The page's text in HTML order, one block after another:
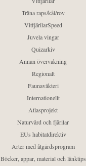
Träna raps/kål/rov
VitfjärilarSpeed
Juvela vingar
Quizarkiv
Annan övervakning
Regionalt
Faunaväkteri
Internationellt
Atlasprojekt
Naturvård och fjärilar
EUs habitatdirektiv
Arter med åtgärdsprogram
Böcker, appar, material och länktips